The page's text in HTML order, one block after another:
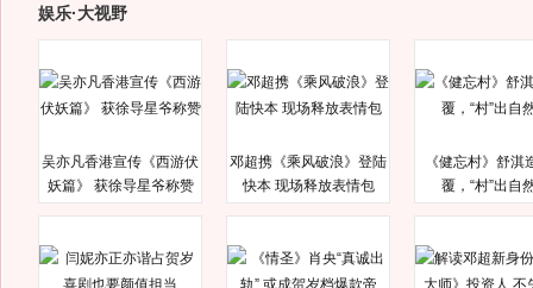
娱乐·大视野
吴亦凡香港宣传《西游伏
妖篇》 获徐导星爷称赞
邓超携《乘风破浪》登陆
快本 现场释放表情包
《健忘村》舒淇
覆，“村”出自